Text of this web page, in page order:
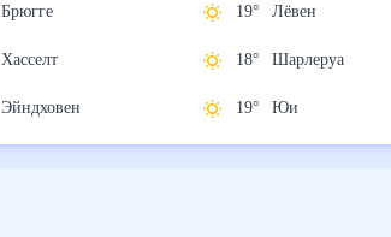
Брюгге
Хасселт
Эйндховен
19° Лёвен
18° Шарлеруа
19° Юи